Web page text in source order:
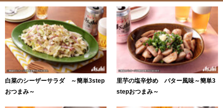
白菜のシーザーサラダ ～簡単3step
おつまみ～
里芋の塩辛炒め バター風味～簡単3
stepおつまみ～